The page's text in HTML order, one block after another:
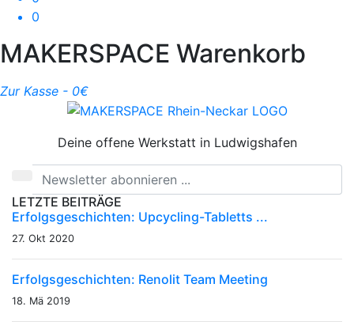
0
MAKERSPACE Warenkorb
Zur Kasse - 0€
Deine offene Werkstatt in Ludwigshafen
LETZTE BEITRÄGE
Erfolgsgeschichten: Upcycling-Tabletts ...
27. Okt 2020
Erfolgsgeschichten: Renolit Team Meeting
18. Mä 2019